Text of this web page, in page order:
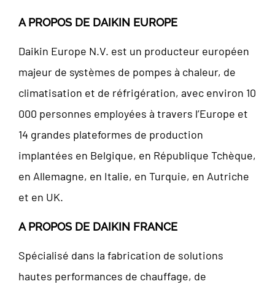
A PROPOS DE DAIKIN EUROPE
Daikin Europe N.V. est un producteur européen
majeur de systèmes de pompes à chaleur, de
climatisation et de réfrigération, avec environ 10
000 personnes employées à travers l’Europe et
14 grandes plateformes de production
implantées en Belgique, en République Tchèque,
en Allemagne, en Italie, en Turquie, en Autriche
et en UK.
A PROPOS DE DAIKIN FRANCE
Spécialisé dans la fabrication de solutions
hautes performances de chauffage, de